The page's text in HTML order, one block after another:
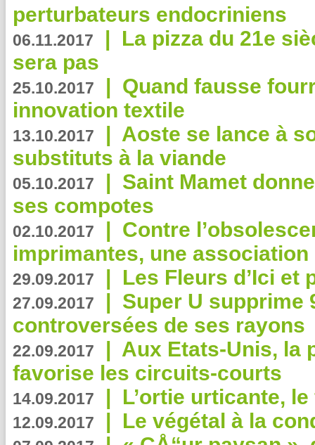
perturbateurs endocriniens
06.11.2017 | La pizza du 21e
sera pas
25.10.2017 | Quand fausse
innovation textile
13.10.2017 | Aoste se lance à
substituts à la viande
05.10.2017 | Saint Mamet
ses compotes
02.10.2017 | Contre
imprimantes, une
29.09.2017 | Les Fleurs d’Ici et
27.09.2017 | Super U supprime
controversées de ses rayons
22.09.2017 | Aux Etats-Unis, la
favorise les circuits-courts
14.09.2017 | L’ortie urticante,
12.09.2017 | Le végétal à la